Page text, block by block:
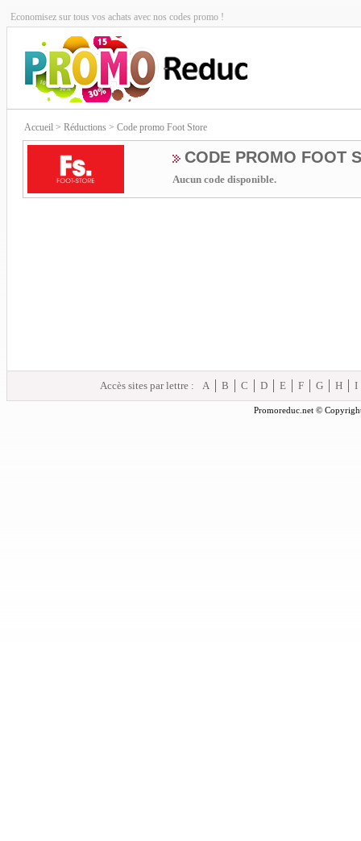
Economisez sur tous vos achats avec nos codes promo !
Accueil > Réductions > Code promo Foot Store
CODE PROMO FOOT
Aucun code disponible.
Accès sites par lettre : A B C D E F G H I
Promoreduc.net ©